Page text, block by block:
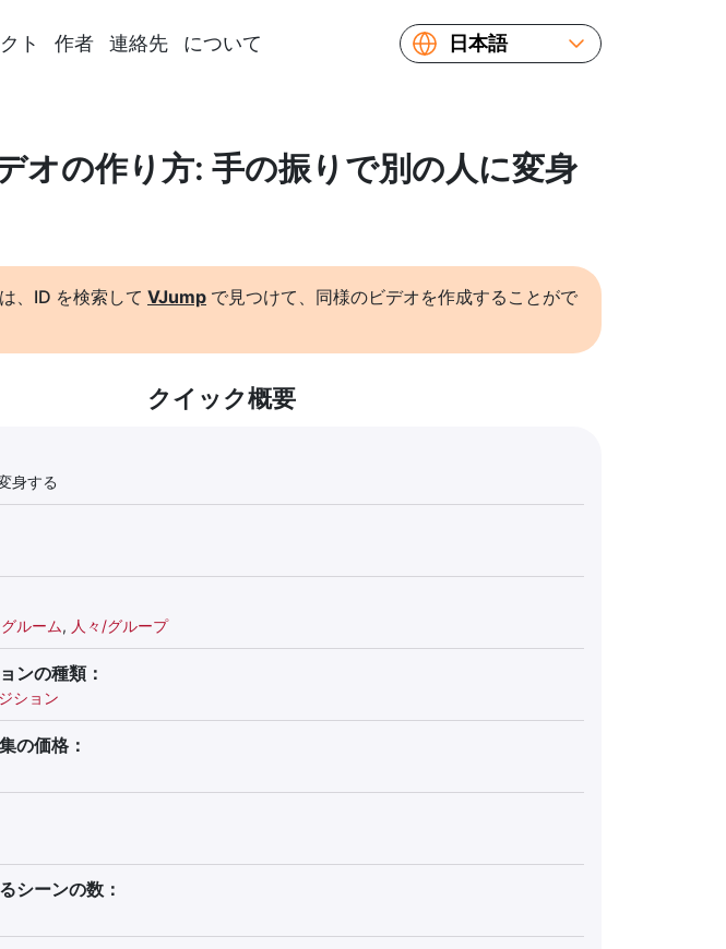
ト 作者 連絡先 について
日本語
Українська
オの作り方: 手の振りで別の人に変身
、ID を検索して VJump で見つけて、同様のビデオを作成することがで
クイック概要
身する
ルーム, 人々/グループ
ンの種類：
ション
の価格：
シーンの数：